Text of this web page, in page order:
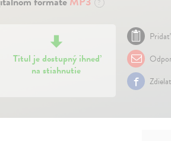
?
Titul je dostupný ihneď
na stiahnutie